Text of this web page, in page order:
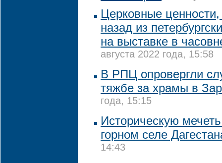
Церковные
назад из
на выставке в
августа 2022 года, 15:58
В РПЦ опровергли
тяжбе за храмы в
года, 15:15
Историческую
горном селе
14:43